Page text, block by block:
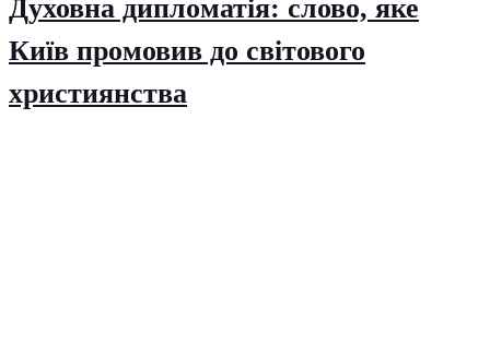
Духовна дипломатія: слово, яке
Київ промовив до світового
християнства